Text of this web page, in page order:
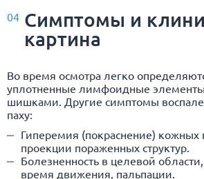
04 Симптомы и
картина
Во время осмотра легко
уплотненные лимфоидные
шишками. Другие симптомы
паху:
Гиперемия (покраснение) кожных
проекции пораженных структур.
Болезненность в целевой
время движения, пальпации.